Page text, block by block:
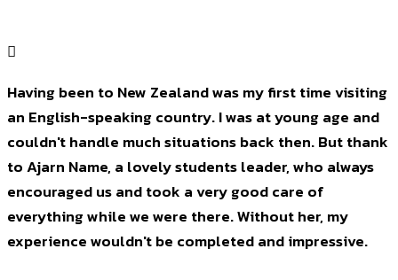
Having been to New Zealand was my first time visiting
an English-speaking country. I was at young age and
couldn't handle much situations back then. But thank
to Ajarn Name, a lovely students leader, who always
encouraged us and took a very good care of
everything while we were there. Without her, my
experience wouldn't be completed and impressive.